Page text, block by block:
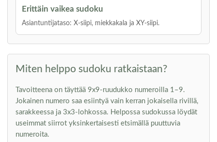
Erittäin vaikea sudoku
Asiantuntijataso: X-siipi, miekkakala ja XY-siipi.
Miten helppo sudoku ratkaistaan?
Tavoitteena on täyttää 9x9-ruudukko numeroilla 1–9.
Jokainen numero saa esiintyä vain kerran jokaisella rivillä,
sarakkeessa ja 3x3-lohkossa. Helpossa sudokussa löydät
useimmat siirrot yksinkertaisesti etsimällä puuttuvia
numeroita.